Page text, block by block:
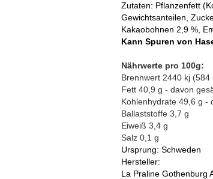
Zutaten: Pflanzenfett
Gewichtsanteilen,
Kakaobohnen 2,9 %,
Kann Spuren von
Nährwerte pro 100g:
Brennwert 2440 kj (584
Fett 40,9 g - davon
Kohlenhydrate 49,6 g -
Ballaststoffe 3,7 g
Eiweiß 3,4 g
Salz 0,1 g
Ursprung: Schweden
Hersteller:
La Praline Gothenburg